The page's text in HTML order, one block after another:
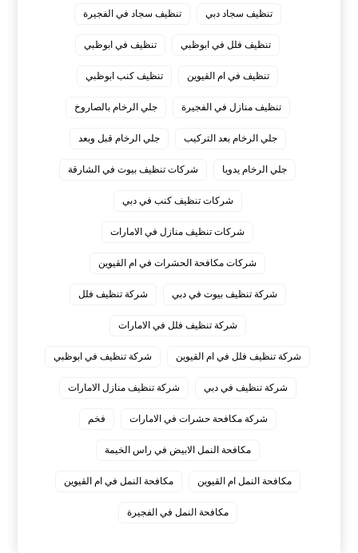
تنظيف سجاد دبي تنظيف سجاد في الفجيرة
تنظيف فلل في ابوظبي تنظيف في ابوظبي
تنظيف في ام القيوين تنظيف كنب ابوظبي
تنظيف منازل في الفجيرة جلي الرخام بالصاروخ
جلي الرخام بعد التركيب جلي الرخام قبل وبعد
جلي الرخام يدويا شركات تنظيف بيوت في الشارقة
شركات تنظيف كنب في دبي
شركات تنظيف منازل في الامارات
شركات مكافحة الحشرات في ام القيوين
شركة تنظيف بيوت في دبي شركة تنظيف فلل
شركة تنظيف فلل في الامارات
شركة تنظيف فلل في ام القيوين شركة تنظيف في ابوظبي
شركة تنظيف في دبي شركة تنظيف منازل الامارات
شركة مكافحة حشرات في الامارات فخم
مكافحة النمل الابيض في راس الخيمة
مكافحة النمل ام القيوين مكافحة النمل في ام القيوين
‏مكافحة النمل في الفجيرة